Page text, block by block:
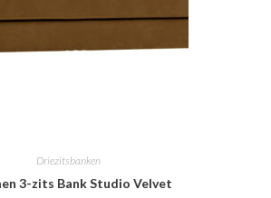
Driezitsbanken
3-zits Bank Studio Velvet